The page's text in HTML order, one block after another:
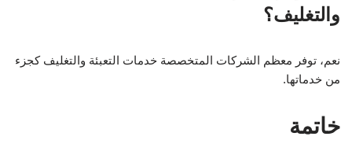
والتغليف؟
نعم، توفر معظم الشركات المتخصصة خدمات التعبئة والتغليف كجزء
من خدماتها.
خاتمة